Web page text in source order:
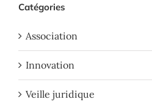
Catégories
Association
Innovation
Veille juridique